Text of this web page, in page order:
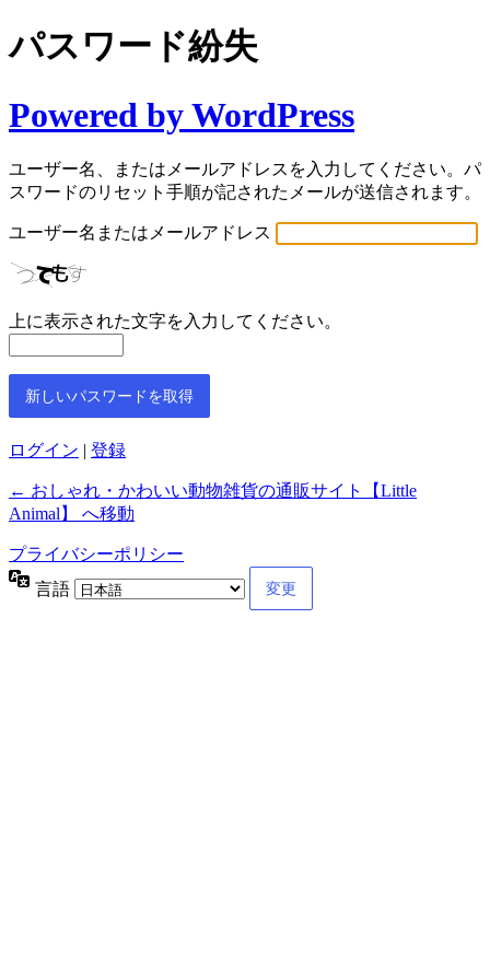
パスワード紛失
Powered by WordPress
ユーザー名、またはメールアドレスを入力してください。パ
スワードのリセット手順が記されたメールが送信されます。
ユーザー名またはメールアドレス
上に表示された文字を入力してください。
ログイン | 登録
← おしゃれ・かわいい動物雑貨の通販サイト【Little
Animal】 へ移動
プライバシーポリシー
言語